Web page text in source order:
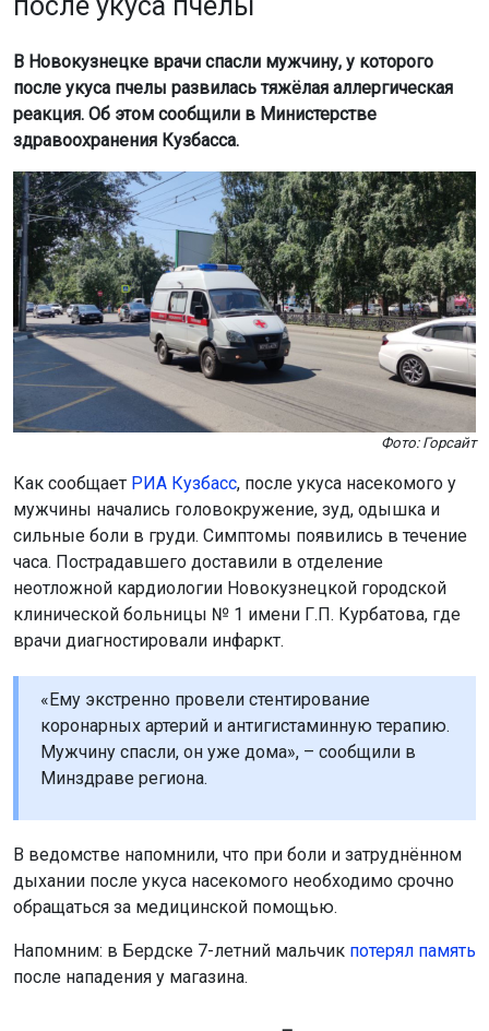
В Новокузнецке врачи спасли мужчину, у которого
после укуса пчелы развилась тяжёлая аллергическая
реакция. Об этом сообщили в Министерстве
здравоохранения Кузбасса.
Фото: Горсайт
Как сообщает РИА Кузбасс, после укуса насекомого у
мужчины начались головокружение, зуд, одышка и
сильные боли в груди. Симптомы появились в течение
часа. Пострадавшего доставили в отделение
неотложной кардиологии Новокузнецкой городской
клинической больницы № 1 имени Г.П. Курбатова, где
врачи диагностировали инфаркт.
«Ему экстренно провели стентирование
коронарных артерий и антигистаминную терапию.
Мужчину спасли, он уже дома», – сообщили в
Минздраве региона.
В ведомстве напомнили, что при боли и затруднённом
дыхании после укуса насекомого необходимо срочно
обращаться за медицинской помощью.
Напомним: в Бердске 7-летний мальчик потерял память
после нападения у магазина.